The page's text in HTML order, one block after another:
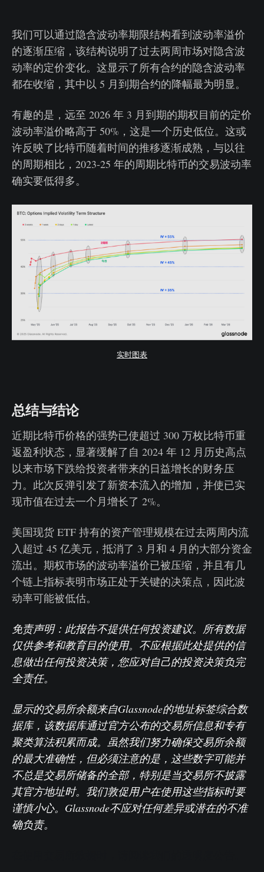
我们可以通过隐含波动率期限结构看到波动率溢价
的逐渐压缩，该结构说明了过去两周市场对隐含波
动率的定价变化。这显示了所有合约的隐含波动率
都在收缩，其中以 5 月到期合约的降幅最为明显。
有趣的是，远至 2026 年 3 月到期的期权目前的定价
波动率溢价略高于 50%，这是一个历史低位。这或
许反映了比特币随着时间的推移逐渐成熟，与以往
的周期相比，2023-25 年的周期比特币的交易波动率
确实要低得多。
实时图表
总结与结论
近期比特币价格的强势已使超过 300 万枚比特币重
返盈利状态，显著缓解了自 2024 年 12 月历史高点
以来市场下跌给投资者带来的日益增长的财务压
力。此次反弹引发了新资本流入的增加，并使已实
现市值在过去一个月增长了 2%。
美国现货 ETF 持有的资产管理规模在过去两周内流
入超过 45 亿美元，抵消了 3 月和 4 月的大部分资金
流出。期权市场的波动率溢价已被压缩，并且有几
个链上指标表明市场正处于关键的决策点，因此波
动率可能被低估。
免责声明：此报告不提供任何投资建议。所有数据
仅供参考和教育目的使用。不应根据此处提供的信
息做出任何投资决策，您应对自己的投资决策负完
全责任。
显示的交易所余额来自Glassnode的地址标签综合数
据库，该数据库通过官方公布的交易所信息和专有
聚类算法积累而成。虽然我们努力确保交易所余额
的最大准确性，但必须注意的是，这些数字可能并
不总是交易所储备的全部，特别是当交易所不披露
其官方地址时。我们敦促用户在使用这些指标时要
谨慎小心。Glassnode不应对任何差异或潜在的不准
确负责。